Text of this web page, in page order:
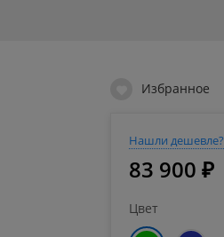
Избранное
Нашли дешевле?
83 900 ₽
Цвет